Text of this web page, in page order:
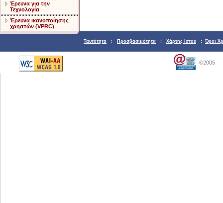
Έρευνα για την
Τεχνολογία
Έρευνα ικανοποίησης
χρηστών (VPRC)
Ταυτότητα : Προσβασιμότητα : Χάρτης Ιστού : Όροι
©2005